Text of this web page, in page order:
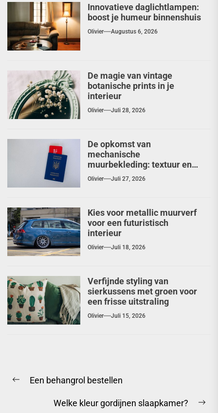
Innovatieve daglichtlampen:
boost je humeur binnenshuis
Olivier Augustus 6, 2026
De magie van vintage
botanische prints in je
interieur
Olivier Juli 28, 2026
De opkomst van
mechanische
muurbekleding: textuur en
diepte herontdekt
Olivier Juli 27, 2026
Kies voor metallic muurverf
voor een futuristisch
interieur
Olivier Juli 18, 2026
Verfijnde styling van
sierkussens met groen voor
een frisse uitstraling
Olivier Juli 15, 2026
Previous
Een behangrol bestellen
Welke kleur gordijnen slaapkamer?